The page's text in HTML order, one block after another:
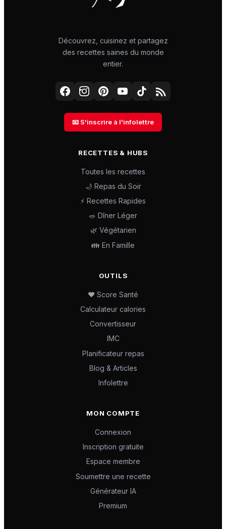
Découvrez, cuisinez et partagez
des recettes saines du monde
entier.
📧 S'inscrire à l'infolettre
RECETTES & HUBS
Toutes les recettes
🌙 Repas du Soir
⚡ Recettes Rapides
🥗 Dîner Léger
🌿 Végétarien
👪 En Famille
OUTILS
❤️ Score Santé
Calculateur calories
Convertisseur
IMC
Planificateur repas
Blog & Articles
Infolettre
MON COMPTE
Connexion
Inscription gratuite
Espace membre
Soumettre une recette
Générateur IA
Premium